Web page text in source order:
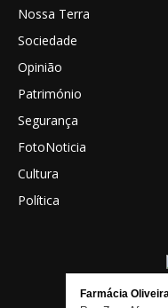
Nossa Terra
Sociedade
Opinião
Património
Segurança
FotoNoticia
Cultura
Política